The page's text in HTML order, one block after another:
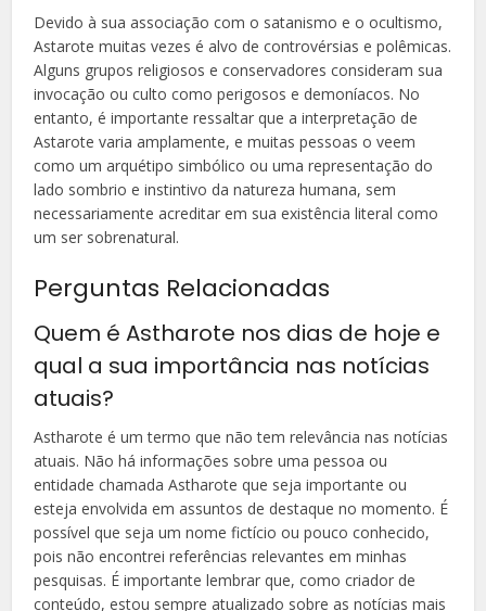
Devido à sua associação com o satanismo e o ocultismo,
Astarote muitas vezes é alvo de controvérsias e polêmicas.
Alguns grupos religiosos e conservadores consideram sua
invocação ou culto como perigosos e demoníacos. No
entanto, é importante ressaltar que a interpretação de
Astarote varia amplamente, e muitas pessoas o veem
como um arquétipo simbólico ou uma representação do
lado sombrio e instintivo da natureza humana, sem
necessariamente acreditar em sua existência literal como
um ser sobrenatural.
Perguntas Relacionadas
Quem é Astharote nos dias de hoje e
qual a sua importância nas notícias
atuais?
Astharote é um termo que não tem relevância nas notícias
atuais. Não há informações sobre uma pessoa ou
entidade chamada Astharote que seja importante ou
esteja envolvida em assuntos de destaque no momento. É
possível que seja um nome fictício ou pouco conhecido,
pois não encontrei referências relevantes em minhas
pesquisas. É importante lembrar que, como criador de
conteúdo, estou sempre atualizado sobre as notícias mais